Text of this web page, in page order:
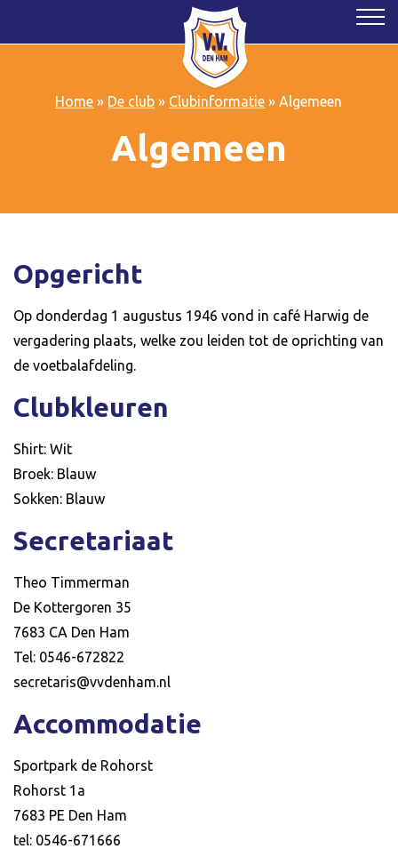
Home » De club » Clubinformatie »Algemeen
Algemeen
Opgericht
Op donderdag 1 augustus 1946 vond in café Harwig de
vergadering plaats, welke zou leiden tot de oprichting van
de voetbalafdeling.
Clubkleuren
Shirt: Wit
Broek: Blauw
Sokken: Blauw
Secretariaat
Theo Timmerman
De Kottergoren 35
7683 CA Den Ham
Tel: 0546-672822
secretaris@vvdenham.nl
Accommodatie
Sportpark de Rohorst
Rohorst 1a
7683 PE Den Ham
tel: 0546-671666